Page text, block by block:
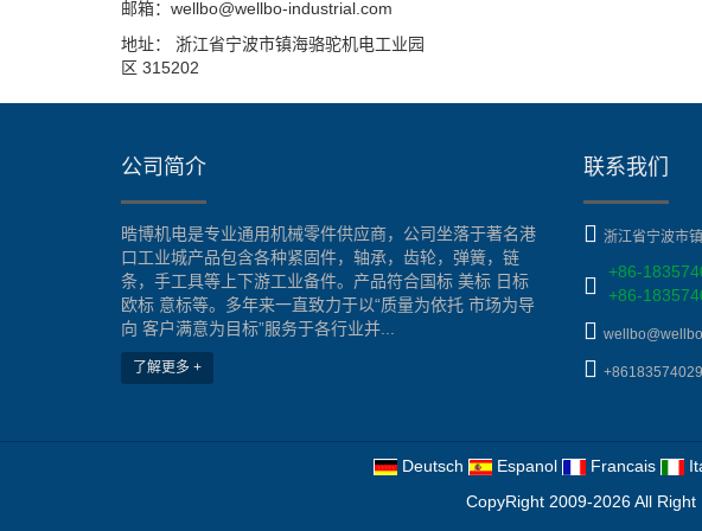
邮箱：wellbo@wellbo-industrial.com
地址： 浙江省宁波市镇海骆驼机电工业园
区 315202
公司简介
晧博机电是专业通用机械零件供应商，公司坐落于著名港
口工业城产品包含各种紧固件，轴承，齿轮，弹簧，链
条，手工具等上下游工业备件。产品符合国标 美标 日标
欧标 意标等。多年来一直致力于以“质量为依托 市场为导
向 客户满意为目标”服务于各行业并...
了解更多 +
联系我们
浙江省宁波市
+86-
+86-
Deutsch Espanol Francais
CopyRight 2009-2026 All